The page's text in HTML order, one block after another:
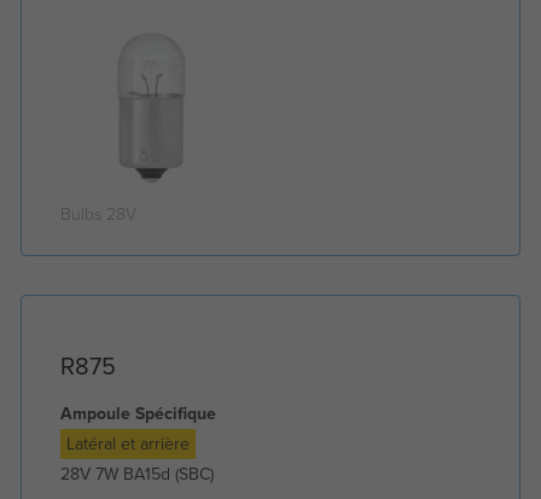
Bulbs 28V
R875
Ampoule Spécifique
Latéral et arrière
28V 7W BA15d (SBC)